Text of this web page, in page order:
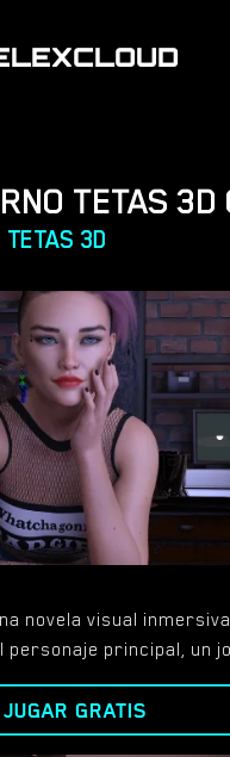
TETAS 3D
TETAS 3D
novela visual
personaje principal, un
asesinato de sus
su asesino lo ven
red de crimen,
JUGAR GRATIS